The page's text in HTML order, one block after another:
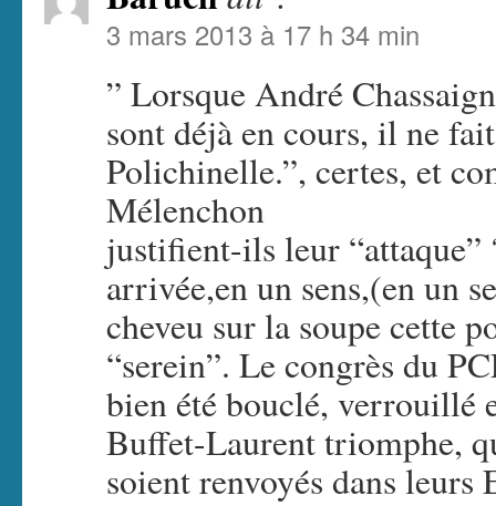
3 mars 2013 à 17 h 34 min
” Lorsque André
sont déjà en cours, il ne
Polichinelle.”, certes, et
Mélenchon
justifient-ils leur “attaque”
arrivée,en un sens,(en un
cheveu sur la soupe cette
“serein”. Le congrès du
bien été bouclé, verrouillé
Buffet-Laurent triomphe,
soient renvoyés dans